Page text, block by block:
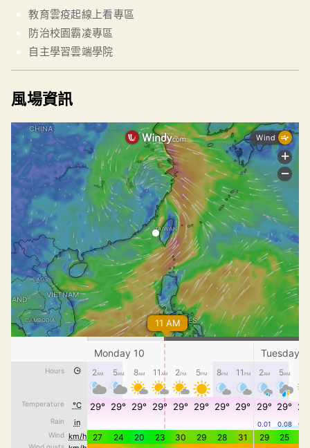
教育雲疫起線上看專區
防治校園霸凌專區
自主學習雲端學院
風場資訊